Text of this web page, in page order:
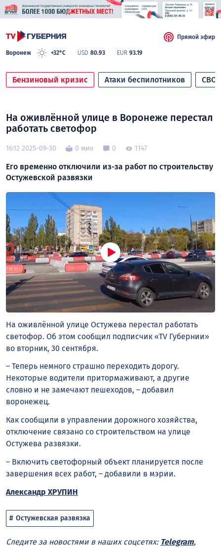
Воронеж +32°C USD 80.93 EUR 93.19
Прямой эфир
Бензиновый кризис Атаки беспилотников СВО
На оживлённой улице в Воронеже перестал
работать светофор
16:12 2025-09-30 0 мин 0 1147
Его временно отключили из-за работ по строительству
Остужевской развязки
На оживлённой улице Остужева перестал работать
светофор. Об этом сообщил подписчик «TV Губернии»
во вторник, 30 сентября.
– Теперь немного страшно переходить дорогу.
Некоторые водители притормаживают, а другие
словно и не замечают пешеходов, – добавил
воронежец.
Как сообщили в управлении дорожного хозяйства,
отключение связано со строительством на улице
Остужева развязки.
– Включить светофорный объект планируется после
завершения всех работ, – добавили в мэрии.
Александр ХРУПИН
Остужевская развязка
Следите за новостями в наших соцсетях: Telegram,